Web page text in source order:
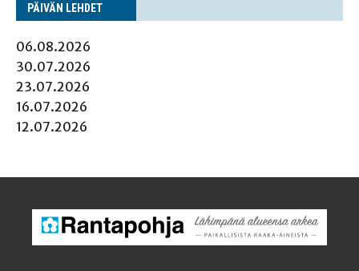
PÄI­VÄN LEHDET
06.08.2026
30.07.2026
23.07.2026
16.07.2026
12.07.2026